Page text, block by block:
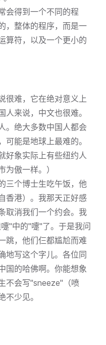
会得到一个不同的程
，整体的程序，而是一
算符，以及一个更小的
很难，它在绝对意义上
来说，中文也很难。
。绝大多数中国人都会
能是地球上最难的。
好象实际上有些纽约人
为傲一样。）
三个博士生吃午饭，他
香港）。我那天正好感
取消我们一个约会。我
"中的"嚏"了。于是我问
跳，他们仨都尴尬而难
地写这个字儿。各位同
国的哈佛啊。你能想象
不会写"sneeze"（喷
不少见。